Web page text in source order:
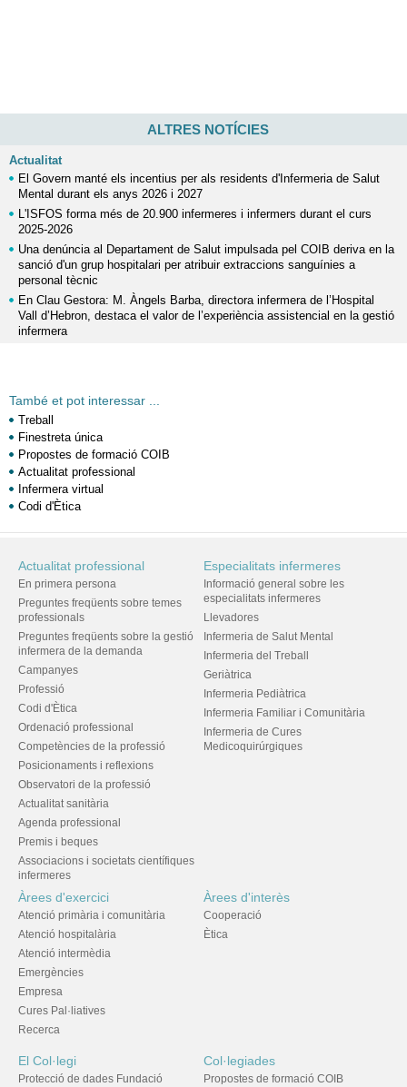
ALTRES NOTÍCIES
Actualitat
El Govern manté els incentius per als residents d'Infermeria de Salut
Mental durant els anys 2026 i 2027
L'ISFOS forma més de 20.900 infermeres i infermers durant el curs
2025-2026
Una denúncia al Departament de Salut impulsada pel COIB deriva en la
sanció d'un grup hospitalari per atribuir extraccions sanguínies a
personal tècnic
En Clau Gestora: M. Àngels Barba, directora infermera de l’Hospital
Vall d’Hebron, destaca el valor de l’experiència assistencial en la gestió
infermera
També et pot interessar ...
Treball
Finestreta única
Propostes de formació COIB
Actualitat professional
Infermera virtual
Codi d'Ètica
Actualitat professional
En primera persona
Preguntes freqüents sobre temes
professionals
Preguntes freqüents sobre la gestió
infermera de la demanda
Campanyes
Professió
Codi d'Ètica
Ordenació professional
Competències de la professió
Posicionaments i reflexions
Observatori de la professió
Actualitat sanitària
Agenda professional
Premis i beques
Associacions i societats científiques
infermeres
Especialitats infermeres
Informació general sobre les
especialitats infermeres
Llevadores
Infermeria de Salut Mental
Infermeria del Treball
Geriàtrica
Infermeria Pediàtrica
Infermeria Familiar i Comunitària
Infermeria de Cures
Medicoquirúrgiques
Àrees d'exercici
Atenció primària i comunitària
Atenció hospitalària
Atenció intermèdia
Emergències
Empresa
Cures Pal·liatives
Recerca
Àrees d'interès
Cooperació
Ètica
El Col·legi
Protecció de dades Fundació
Col·legiades
Propostes de formació COIB